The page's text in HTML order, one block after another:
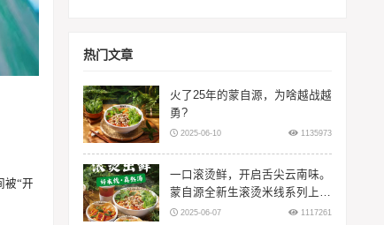
被“开
热门文章
火了25年的蒙自源，为啥越战越
勇?
2025-06-10 1135973
一口滚烫鲜，开启舌尖云南味。
蒙自源全新生滚烫米线系列上
线！2025-06-07 1117261